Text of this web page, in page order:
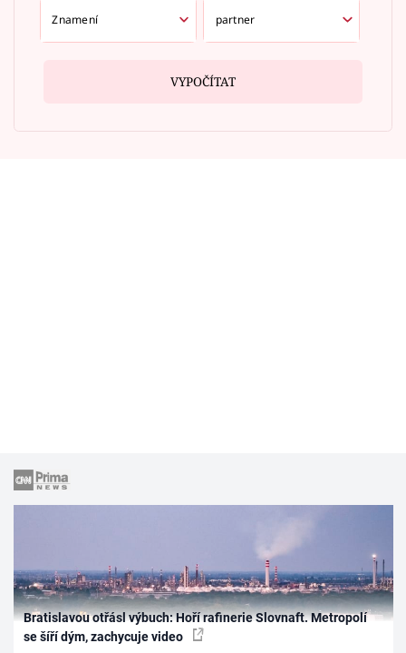
VYPOČÍTAT
Bratislavou otřásl výbuch: Hoří rafinerie Slovnaft. Metropolí
se šíří dým, zachycuje video